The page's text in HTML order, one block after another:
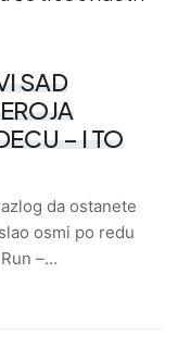
SAD
– I TO
da ostanete
osmi po redu
–…